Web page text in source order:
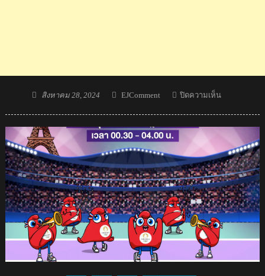
Posted
สิงหาคม 28, 2024 Author
EJComment ปิดความเห็น
เปิด
พา
รา
ลิมปิก
เกมส์
ปารีส
2024